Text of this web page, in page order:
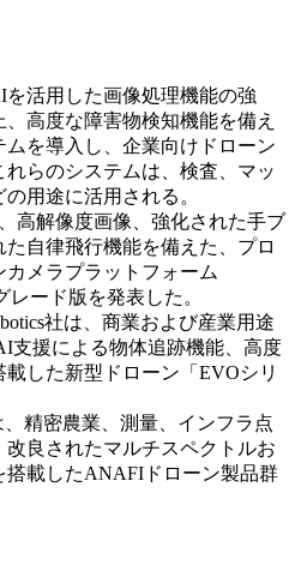
を活用した画像処理機能の強
高度な障害物検知機能を備え
を導入し、企業向けドローン
らのシステムは、検査、マッ
用途に活用される。
高解像度画像、強化された手ブ
自律飛行機能を備えた、プロ
メラプラットフォーム
レード版を発表した。
社は、商業および産業用途
支援による物体追跡機能、高度
した新型ドローン「EVOシリ
、精密農業、測量、インフラ点
良されたマルチスペクトルお
搭載したANAFIドローン製品群